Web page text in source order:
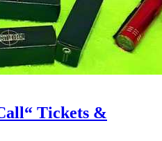
Tickets &